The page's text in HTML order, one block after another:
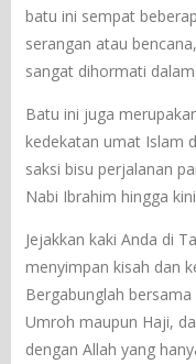
batu ini sempat
serangan atau
sangat dihormati
Batu ini juga
kedekatan umat Islam
saksi bisu perjalanan
Nabi Ibrahim hingga
Jejakkan kaki Anda di
menyimpan kisah dan
Bergabunglah
Umroh maupun Haji,
dengan Allah yang